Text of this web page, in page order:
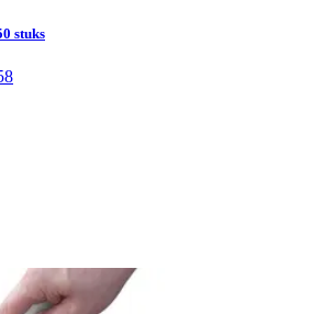
stuks